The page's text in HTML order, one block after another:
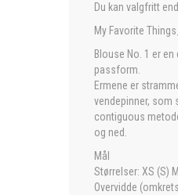
Du kan valgfritt
My Favorite
Blouse No. 1 er
passform.
Ermene er
vendepinner, som
contiguous
og ned.
Mål
Størrelser: XS (S)
Overvidde